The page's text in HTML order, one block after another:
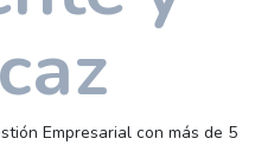
Empresarial con más de 5